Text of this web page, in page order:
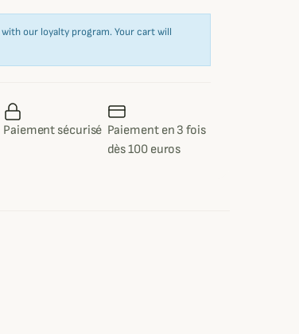
with our loyalty program. Your cart will
Paiement sécurisé Paiement en 3 fois
dès 100 euros